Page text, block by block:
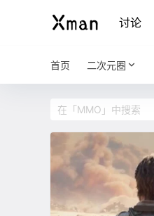
讨论
首页 二次元圈